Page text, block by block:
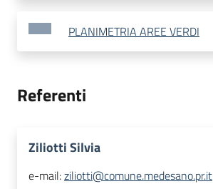
PLANIMETRIA AREE VERDI
Referenti
Ziliotti Silvia
e-mail:ziliotti@comune.medesano.pr.it